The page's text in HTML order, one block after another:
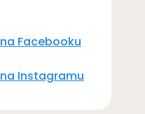
Facebooku
Instagramu